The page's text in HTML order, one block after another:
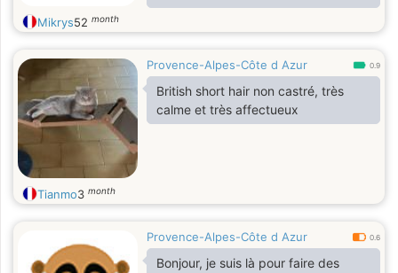
J'en ai déjà eu 2, auparavant,
Noisette (11ans et demi) et Dolce (8
septembre ).
J'ai toujours vécue, entourée
d'animaux.
qui partage l'amour des animaux, et
Mikrys52 month
Provence-Alpes-Côte d Azur 0.9
British short hair non castré, très
calme et très affectueux
Tianmo3 month
Provence-Alpes-Côte d Azur 0.6
Bonjour, je suis là pour faire des